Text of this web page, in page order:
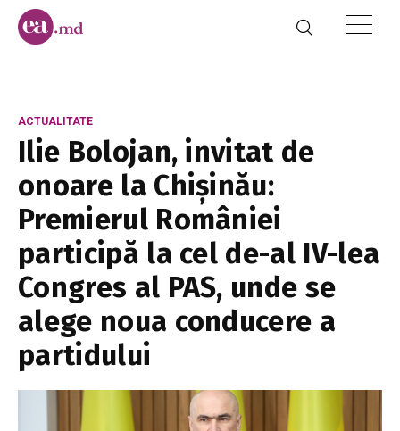
ACTUALITATE
Ilie Bolojan, invitat de
onoare la Chișinău:
Premierul României
participă la cel de-al IV-lea
Congres al PAS, unde se
alege noua conducere a
partidului